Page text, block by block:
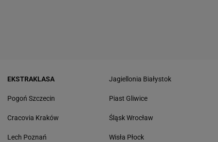
EKSTRAKLASA
Pogoń Szczecin
Cracovia Kraków
Lech Poznań
Jagiellonia Białystok
Piast Gliwice
Śląsk Wrocław
Wisła Płock